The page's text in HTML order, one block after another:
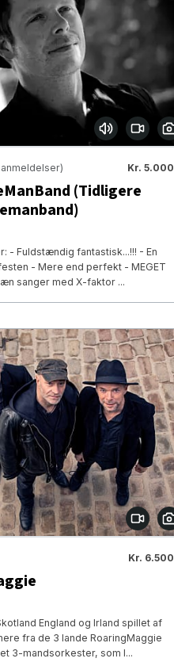
Kr. 5.000
(Tidligere
- Fuldstændig fantastisk...!!! - En
- Mere end perfekt - MEGET
sanger med X-faktor ...
Kr. 6.500
England og Irland spillet af
fra de 3 lande RoaringMaggie
et 3-mandsorkester, som l...